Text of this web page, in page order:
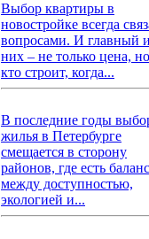
Выбор квартиры в
новостройке всегда
вопросами. И главный
них – не только цена,
кто строит, когда...
В последние годы
жилья в Петербурге
смещается в сторону
районов, где есть баланс
между доступностью,
экологией и...